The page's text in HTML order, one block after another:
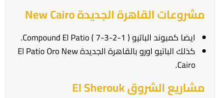
مشروعات القاهرة الجديدة New Cairo
ايضا كمبوند الباتيو ( 1-2-3-7 ) Compound El Patio.
كذلك الباتيو اورو بالقاهرة الجديدة El Patio Oro New
Cairo.
مشاريع الشروق El Sherouk